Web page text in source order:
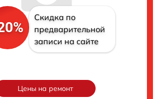
Скидка по
предварительной
записи на сайте
Цены на ремонт